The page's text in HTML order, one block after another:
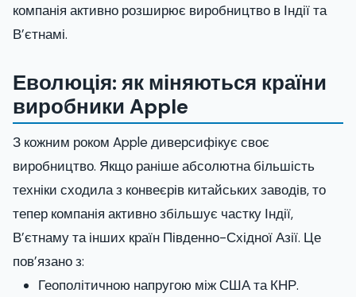
компанія активно розширює виробництво в Індії та
В’єтнамі.
Еволюція: як міняються країни
виробники Apple
З кожним роком Apple диверсифікує своє
виробництво. Якщо раніше абсолютна більшість
техніки сходила з конвеєрів китайських заводів, то
тепер компанія активно збільшує частку Індії,
В’єтнаму та інших країн Південно-Східної Азії. Це
пов’язано з:
Геополітичною напругою між США та КНР.